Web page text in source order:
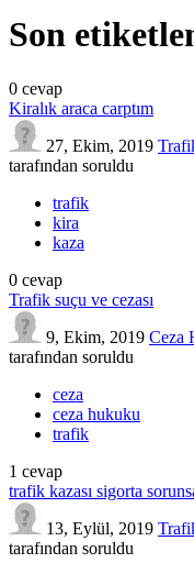
Son
0 cevap
Kiralık araca carptım
27, Ekim, 2019
tarafından soruldu
trafik
kira
kaza
0 cevap
Trafik suçu ve cezası
9, Ekim, 2019 Ceza
tarafından soruldu
ceza
ceza hukuku
trafik
1 cevap
trafik kazası sigorta
13, Eylül, 2019
tarafından soruldu